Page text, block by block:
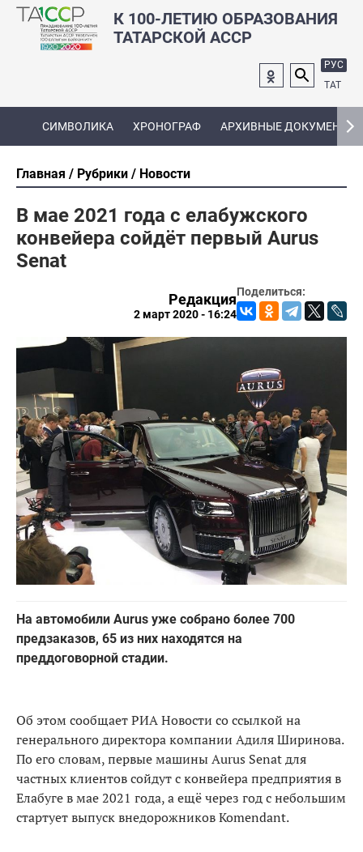
К 100-ЛЕТИЮ ОБРАЗОВАНИЯ
ТАТАРСКОЙ АССР
РУС
ТАТ
СИМВОЛИКА ХРОНОГРАФ АРХИВНЫЕ ДОКУМЕНТЫ
Главная Рубрики Новости
В мае 2021 года с елабужского
конвейера сойдёт первый Aurus
Senat
Поделиться:
Редакция
2 март 2020 - 16:24
На автомобили Aurus уже собрано более 700
предзаказов, 65 из них находятся на
преддоговорной стадии.
Об этом сообщает РИА Новости со ссылкой на
генерального директора компании Адиля Ширинова.
По его словам, первые машины Aurus Senat для
частных клиентов сойдут с конвейера предприятия в
Елабуге в мае 2021 года, а ещё через год с небольшим
стартует выпуск внедорожников Komendant.